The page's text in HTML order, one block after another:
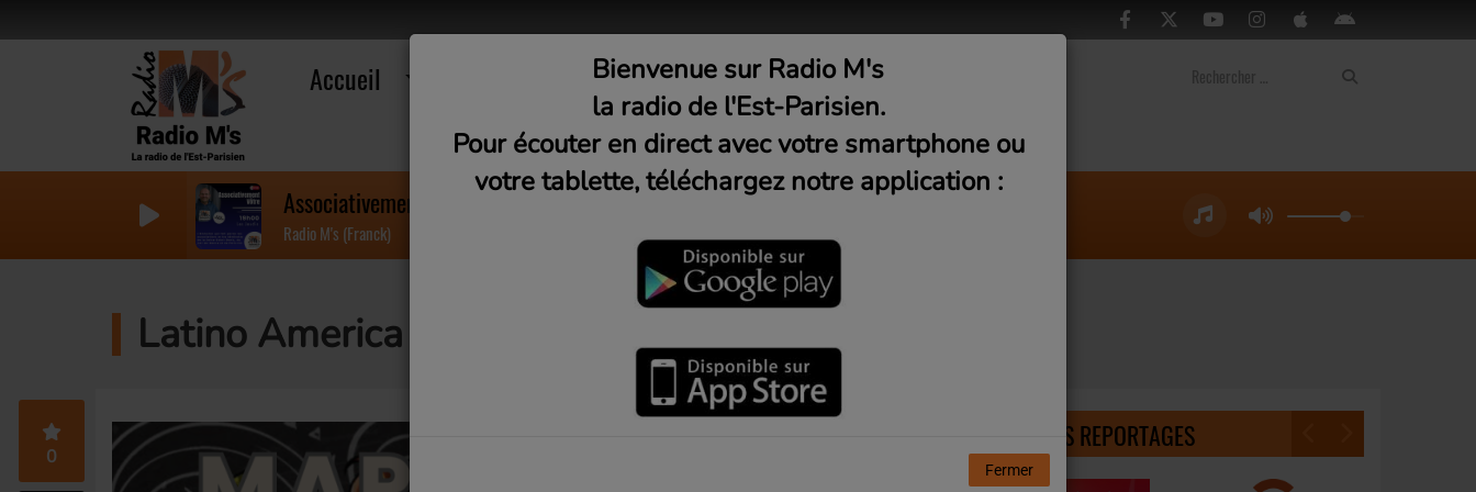
Accueil Musique Médias
Associativement votre #13 - France bénévolat 93
Radio M's (Franck)
Latino America (Mardi 22h)
0
DERNIERS REPORTAGES
Bienvenue sur Radio M's
la radio de l'Est-Parisien.
Pour écouter en direct avec votre smartphone ou
votre tablette, téléchargez notre application :
Fermer